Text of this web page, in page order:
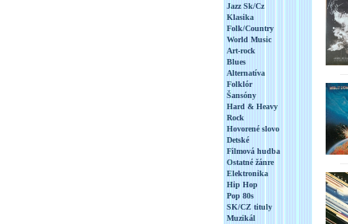
Jazz Sk/Cz
Klasika
Folk/Country
World Music
Art-rock
Blues
Alternatíva
Folklór
Šansóny
Hard & Heavy
Rock
Hovorené slovo
Detské
Filmová hudba
Ostatné žánre
Elektronika
Hip Hop
Pop 80s
SK/CZ tituly
Muzikál